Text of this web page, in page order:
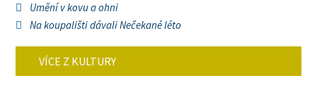
Umění v kovu a ohni
Na koupališti dávali Nečekané léto
VÍCE Z KULTURY